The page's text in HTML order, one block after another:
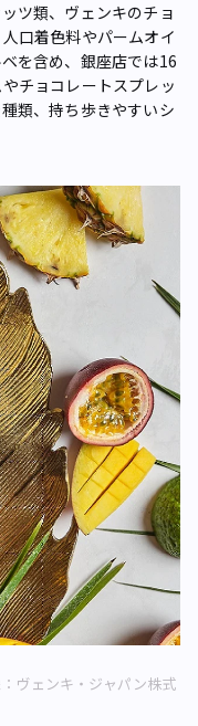
ツ類、ヴェンキのチョ
口着色料やパームオイ
を含め、銀座店では16
チョコレートスプレッ
類、持ち歩きやすいシ
ヴェンキ・ジャパン株式